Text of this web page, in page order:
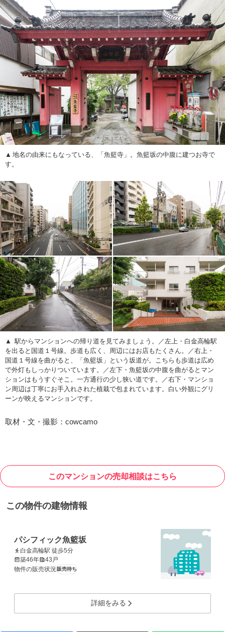
地名の由来にもなっている、「魚籃寺」。魚籃坂の中腹に建つお寺で
す。
駅からマンションへの帰り道を見てみましょう。／左上・白金高輪駅
を出ると国道１号線。歩道も広く、周辺にはお店もたくさん。／右上・
国道１号線を曲がると、「魚籃坂」という坂道が。こちらも歩道は広め
で外灯もしっかりついています。／左下・魚籃坂の中腹を曲がるとマン
ションはもうすぐそこ。一方通行の少し狭い道です。／右下・マンショ
ン周辺は丁寧にお手入れされた植栽で包まれています。白い外観にグリ
ーンが映えるマンションです。
取材・文・撮影：cowcamo
このマンションの売却相談はこちら
この物件の建物情報
パシフィック魚籃坂
白金高輪駅 徒歩5分
築46年
43戸
物件の販売状況 販売待ち
詳細をみる